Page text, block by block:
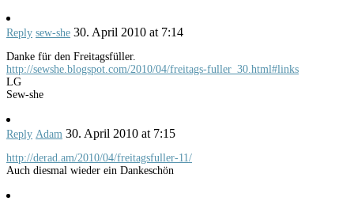
Reply sew-she 30. April 2010 at 7:14
Danke für den Freitagsfüller.
http://sewshe.blogspot.com/2010/04/freitags-fuller_30.html#links
LG
Sew-she
Reply Adam 30. April 2010 at 7:15
http://derad.am/2010/04/freitagsfuller-11/
Auch diesmal wieder ein Dankeschön